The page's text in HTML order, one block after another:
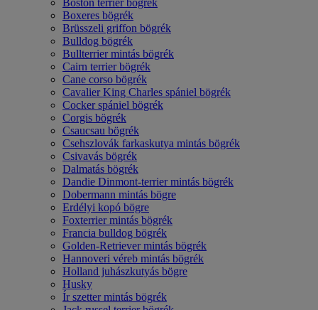
Boston terrier bögrék
Boxeres bögrék
Brüsszeli griffon bögrék
Bulldog bögrék
Bullterrier mintás bögrék
Cairn terrier bögrék
Cane corso bögrék
Cavalier King Charles spániel bögrék
Cocker spániel bögrék
Corgis bögrék
Csaucsau bögrék
Csehszlovák farkaskutya mintás bögrék
Csivavás bögrék
Dalmatás bögrék
Dandie Dinmont-terrier mintás bögrék
Dobermann mintás bögre
Erdélyi kopó bögre
Foxterrier mintás bögrék
Francia bulldog bögrék
Golden-Retriever mintás bögrék
Hannoveri véreb mintás bögrék
Holland juhászkutyás bögre
Husky
Ír szetter mintás bögrék